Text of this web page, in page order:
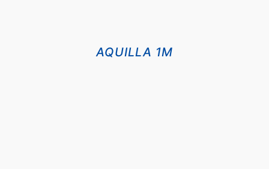
AQUILLA 1M